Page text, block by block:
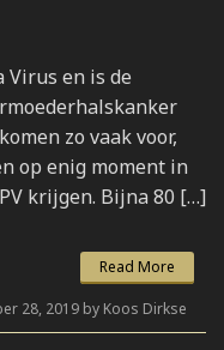
Virus en is de
zo vaak voor,
op enig moment in
krijgen. Bijna 80 […]
Read More
28, 2019 by Koos Dirkse